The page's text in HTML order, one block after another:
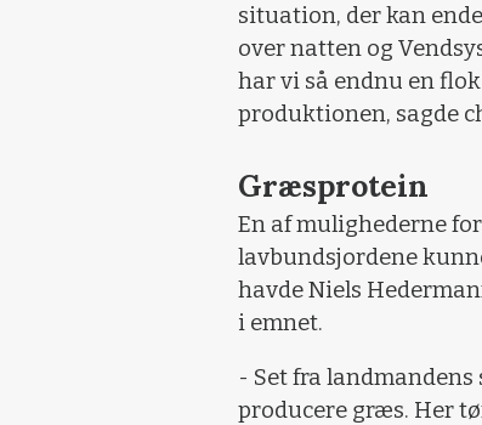
situation, der kan
over natten og
har vi så endnu en
produktionen, sagde
Græsprotein
En af mulighederne
lavbundsjordene
havde Niels
i emnet.
- Set fra
producere græs. Her